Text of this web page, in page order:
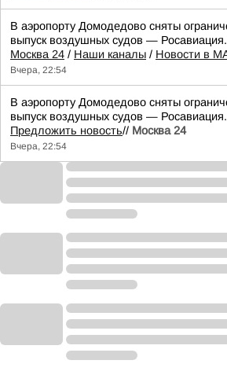
В аэропорту Домодедово сняты
выпуск воздушных судов — Росавиация.
Москва 24 / Наши каналы / Новости в
Вчера, 22:54
В аэропорту Домодедово сняты
выпуск воздушных судов — Росавиация.
Предложить новость// Москва 24
Вчера, 22:54